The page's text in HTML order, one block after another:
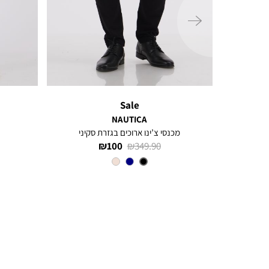
ימינה
Sale
NAUTICA
מכנסי צ’ינו ארוכים בגזרת סקיני
מחיר
מוצר
100 ₪
מחיר
רגיל
349.90 ₪
צבע
BLACK